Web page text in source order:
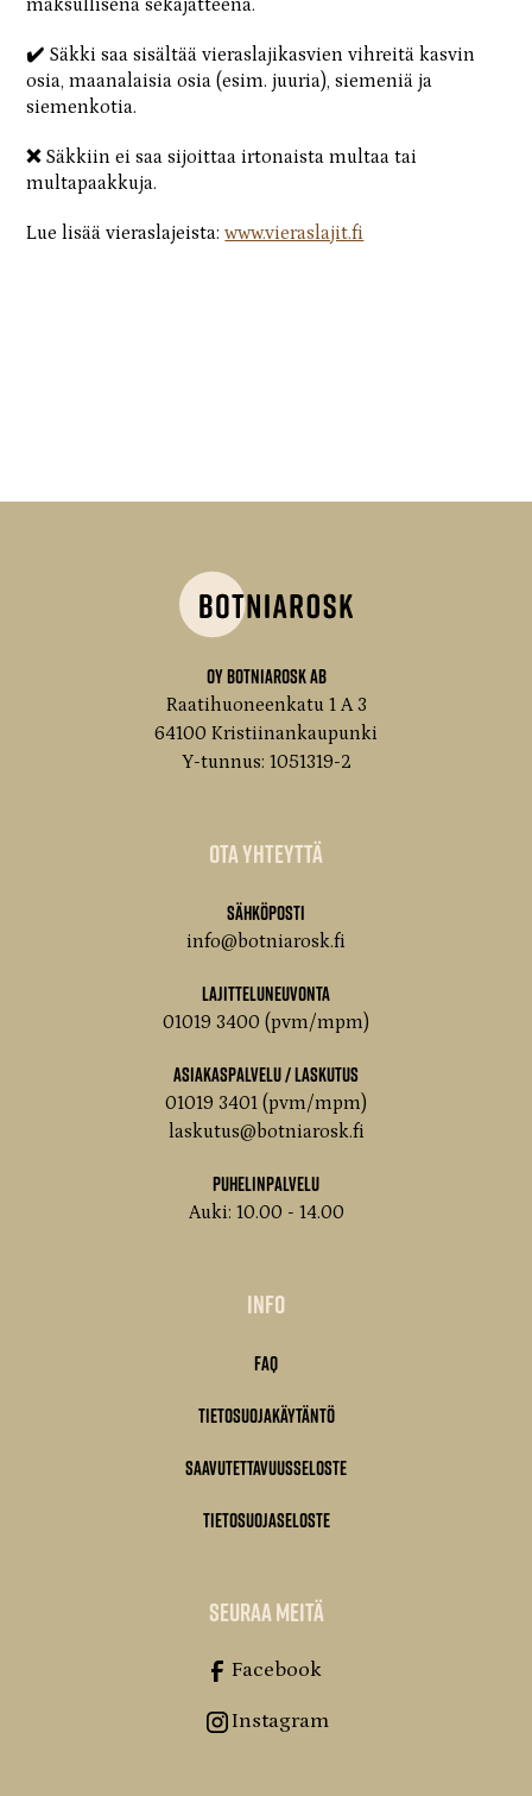
✔️ Säkki saa sisältää vieraslajikasvien vihreitä kasvin
osia, maanalaisia osia (esim. juuria), siemeniä ja
siemenkotia.
❌ Säkkiin ei saa sijoittaa irtonaista multaa tai
multapaakkuja.
Lue lisää vieraslajeista:www.vieraslajit.fi
Oy Botniarosk Ab
Raatihuoneenkatu 1 A 3
64100 Kristiinankaupunki
Y-tunnus: 1051319-2
Ota yhteyttä
Sähköposti
info@botniarosk.fi
Lajitteluneuvonta
01019 3400 (pvm/mpm)
Asiakaspalvelu / Laskutus
01019 3401 (pvm/mpm)
laskutus@botniarosk.fi
Puhelinpalvelu
Auki: 10.00 - 14.00
Info
FAQ
Tietosuojakäytäntö
Saavutettavuusseloste
Tietosuojaseloste
seuraa meitä
Facebook
Instagram